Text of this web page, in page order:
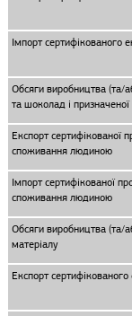
Імпорт сертифікованого
Обсяги виробництва (та/
та шоколад і
Експорт сертифікованої
споживання людиною
Імпорт сертифікованої
споживання людиною
Обсяги виробництва (та/
матеріалу
Експорт